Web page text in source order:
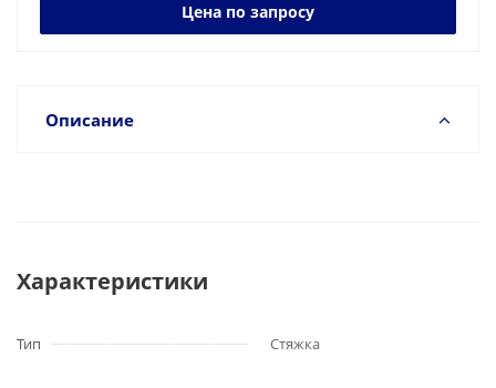
Цена по запросу
Описание
Характеристики
Тип Стяжка